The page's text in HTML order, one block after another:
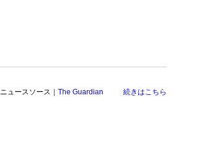
ニュースソース｜ The Guardian 続きはこちら